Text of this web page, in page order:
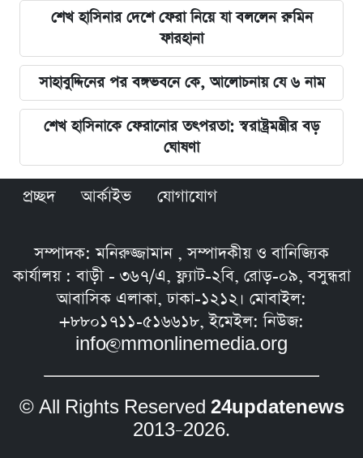
শেখ হাসিনার দেশে ফেরা নিয়ে যা বললেন রুমিন
ফারহানা
সাহাবুদ্দিনের পর বঙ্গভবনে কে, আলোচনায় যে ৬ নাম
শেখ হাসিনাকে ফেরানোর তৎপরতা: স্বরাষ্ট্রমন্ত্রীর বড়
ঘোষণা
প্রচ্ছদ আর্কাইভ যোগাযোগ
সম্পাদক: মনিরুজ্জামান , সম্পাদকীয় ও বানিজ্যিক
কার্যালয় : বাড়ী - ৩৬৭/এ, ফ্ল্যাট-২বি, রোড়-০৯, বসুন্ধরা
আবাসিক এলাকা, ঢাকা-১২১২। মোবাইল:
+৮৮০১৭১১-৫১৬৬১৮, ইমেইল: নিউজ:
info@mmonlinemedia.org
© All Rights Reserved 24updatenews
2013–2026.